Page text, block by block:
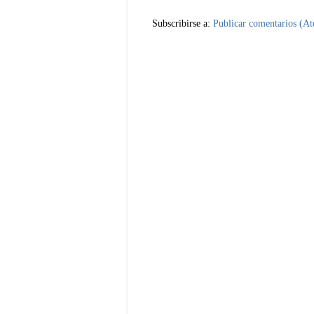
Subscribirse a: Publicar comentarios